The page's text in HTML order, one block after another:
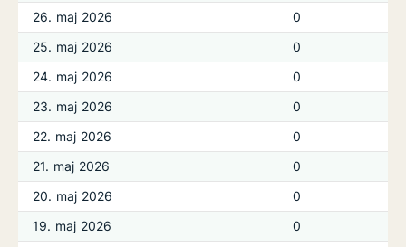
26. maj 2026
0
25. maj 2026
0
24. maj 2026
0
23. maj 2026
0
22. maj 2026
0
21. maj 2026
0
20. maj 2026
0
19. maj 2026
0